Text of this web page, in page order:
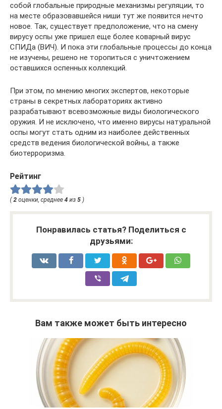
собой глобальные природные механизмы регуляции, то
на месте образовавшейся ниши тут же появится нечто
новое. Так, существует предположение, что на смену
вирусу оспы уже пришел еще более коварный вирус
СПИДа (ВИЧ). И пока эти глобальные процессы до конца
не изучены, решено не торопиться с уничтожением
оставшихся оспенных коллекций.
При этом, по мнению многих экспертов, некоторые
страны в секретных лабораториях активно
разрабатывают всевозможные виды биологического
оружия. И не исключено, что именно вирусы натуральной
оспы могут стать одним из наиболее действенных
средств ведения биологической войны, а также
биотерроризма.
Рейтинг
(2 оценки, среднее 4 из 5 )
Понравилась статья? Поделиться с
друзьями:
Вам также может быть интересно